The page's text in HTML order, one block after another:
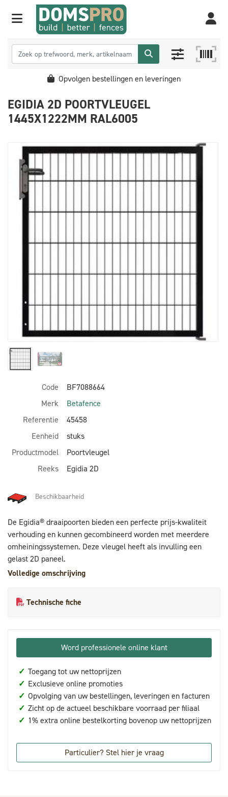
Opvolgen bestellingen en leveringen
EGIDIA 2D POORTVLEUGEL
1445X1222MM RAL6005
Code
BF7088664
Merk
Betafence
Referentie
45458
Eenheid
stuks
Productmodel
Poortvleugel
Reeks
Egidia 2D
Beschikbaarheid
De Egidia® draaipoorten bieden een perfecte prijs-kwaliteit
verhouding en kunnen gecombineerd worden met meerdere
omheiningssystemen. Deze vleugel heeft als invulling een
gelast 2D paneel.
Volledige omschrijving
Technische fiche
Word professionele online klant
✓ Toegang tot uw nettoprijzen
✓ Exclusieve online promoties
✓ Opvolging van uw bestellingen, leveringen en facturen
✓ Zicht op de actueel beschikbare voorraad per filiaal
✓ 1% extra online bestelkorting bovenop uw nettoprijzen
Particulier? Stel hier je vraag